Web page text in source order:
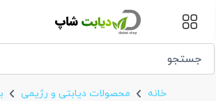
باکویت برشته بدون گلوتن هایوا بسته 12 ساشه ای
خانه محصولات دیابتی و رژیمی